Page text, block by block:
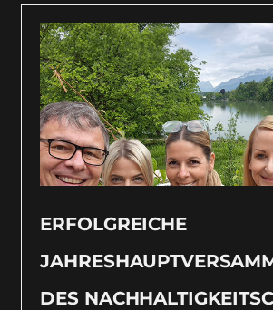
ERFOLGREICHE
DES